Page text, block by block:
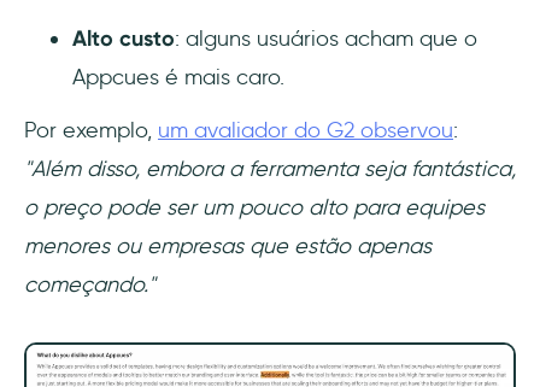
Alto custo: alguns usuários acham que o
Appcues é mais caro.
Por exemplo, um avaliador do G2 observou:
"Além disso, embora a ferramenta seja fantástica,
o preço pode ser um pouco alto para equipes
menores ou empresas que estão apenas
começando."